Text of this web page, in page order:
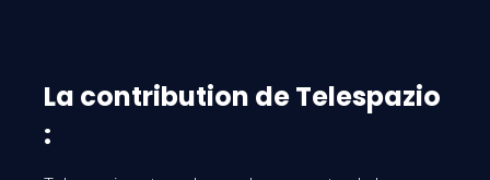
La contribution de Telespazio
: